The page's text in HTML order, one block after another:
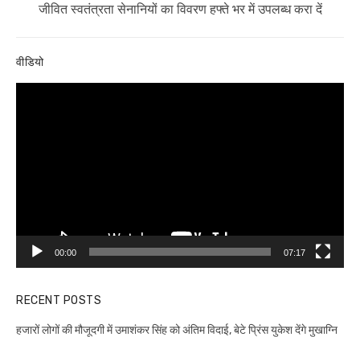
Next
जीवित स्वतंत्रता सेनानियों का विवरण हफ्ते भर में उपलब्ध करा दें
वीडियो
00:00 07:17
RECENT POSTS
हजारों लोगों की मौजूदगी में उमाशंकर सिंह को अंतिम विदाई, बेटे प्रिंस युकेश देंगे मुखाग्नि